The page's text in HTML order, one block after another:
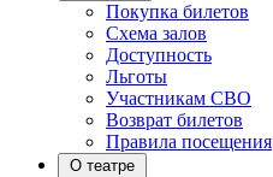
Покупка билетов
Схема залов
Доступность
Льготы
Участникам СВО
Возврат билетов
Правила посещения
О театре